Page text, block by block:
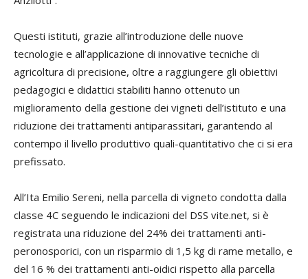
Questi istituti, grazie all’introduzione delle nuove
tecnologie e all’applicazione di innovative tecniche di
agricoltura di precisione, oltre a raggiungere gli obiettivi
pedagogici e didattici stabiliti hanno ottenuto un
miglioramento della gestione dei vigneti dell’istituto e una
riduzione dei trattamenti antiparassitari, garantendo al
contempo il livello produttivo quali-quantitativo che ci si era
prefissato.
All’Ita Emilio Sereni, nella parcella di vigneto condotta dalla
classe 4C seguendo le indicazioni del DSS vite.net, si è
registrata una riduzione del 24% dei trattamenti anti-
peronosporici, con un risparmio di 1,5 kg di rame metallo, e
del 16 % dei trattamenti anti-oidici rispetto alla parcella